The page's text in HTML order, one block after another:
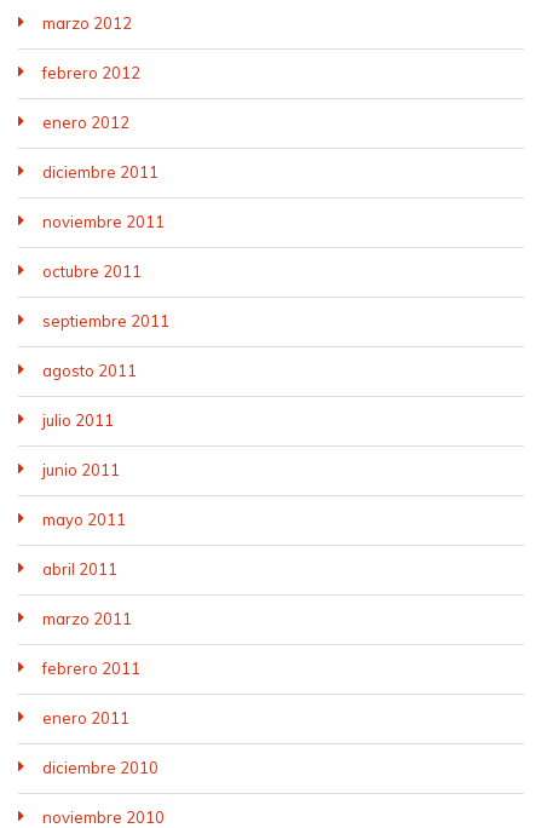
marzo 2012
febrero 2012
enero 2012
diciembre 2011
noviembre 2011
octubre 2011
septiembre 2011
agosto 2011
julio 2011
junio 2011
mayo 2011
abril 2011
marzo 2011
febrero 2011
enero 2011
diciembre 2010
noviembre 2010